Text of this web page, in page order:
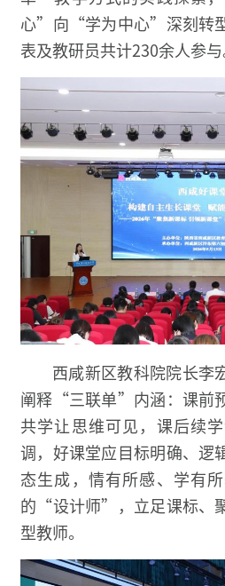
心”向“学为中心”深刻转
表及教研员共计230余人参与
西咸新区教科院院长李
阐释“三联单”内涵：课前
共学让思维可见，课后续
调，好课堂应目标明确、逻
态生成，情有所感、学有
的“设计师”，立足课标、
型教师。